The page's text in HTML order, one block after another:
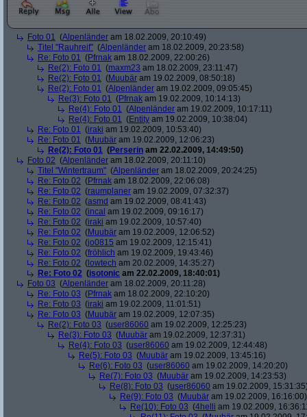
Foto 01 (Alpenländer am 18.02.2009, 20:10:49)
Titel "Rauhreif" (Alpenländer am 18.02.2009, 20:23:58)
Re: Foto 01 (Pfrnak am 18.02.2009, 22:00:26)
Re(2): Foto 01 (maxm23 am 18.02.2009, 23:11:47)
Re(2): Foto 01 (Muubär am 19.02.2009, 08:50:18)
Re(2): Foto 01 (Alpenländer am 19.02.2009, 09:05:45)
Re(3): Foto 01 (Pfrnak am 19.02.2009, 10:14:13)
Re(4): Foto 01 (Alpenländer am 19.02.2009, 10:17:11)
Re(4): Foto 01 (Entity am 19.02.2009, 10:38:04)
Re: Foto 01 (iraki am 19.02.2009, 10:53:40)
Re: Foto 01 (Muubär am 19.02.2009, 12:06:23)
Re(2): Foto 01 (Perserin am 22.02.2009, 14:49:50)
Foto 02 (Alpenländer am 18.02.2009, 20:11:10)
Titel "Wintertraum" (Alpenländer am 18.02.2009, 20:24:25)
Re: Foto 02 (Pfrnak am 18.02.2009, 22:06:08)
Re: Foto 02 (raumplaner am 19.02.2009, 07:32:37)
Re: Foto 02 (asmd am 19.02.2009, 08:41:43)
Re: Foto 02 (incal am 19.02.2009, 09:16:17)
Re: Foto 02 (iraki am 19.02.2009, 10:57:40)
Re: Foto 02 (Muubär am 19.02.2009, 12:06:52)
Re: Foto 02 (jo0815 am 19.02.2009, 12:15:41)
Re: Foto 02 (fröhlich am 19.02.2009, 19:43:46)
Re: Foto 02 ( lowtech am 20.02.2009, 14:35:27)
Re: Foto 02 (isotonic am 22.02.2009, 18:40:01)
Foto 03 (Alpenländer am 18.02.2009, 20:11:28)
Re: Foto 03 (Pfrnak am 18.02.2009, 22:10:20)
Re: Foto 03 (iraki am 19.02.2009, 11:01:51)
Re: Foto 03 (Muubär am 19.02.2009, 12:07:35)
Re(2): Foto 03 (user86060 am 19.02.2009, 12:25:23)
Re(3): Foto 03 (Muubär am 19.02.2009, 12:37:31)
Re(4): Foto 03 (user86060 am 19.02.2009, 12:44:48)
Re(5): Foto 03 (Muubär am 19.02.2009, 13:45:16)
Re(6): Foto 03 (user86060 am 19.02.2009, 14:20:20)
Re(7): Foto 03 (Muubär am 19.02.2009, 14:23:53)
Re(8): Foto 03 (user86060 am 19.02.2009,
Re(9): Foto 03 (Muubär am 19.02.2009, 16:16:00)
Re(10): Foto 03 (4helli am 19.02.2009,